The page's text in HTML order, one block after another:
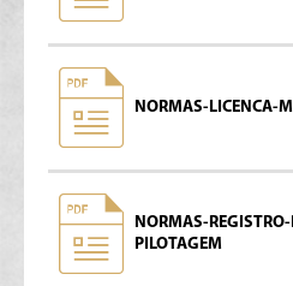
NORMAS-LICENCA-
NORMAS-
PILOTAGEM